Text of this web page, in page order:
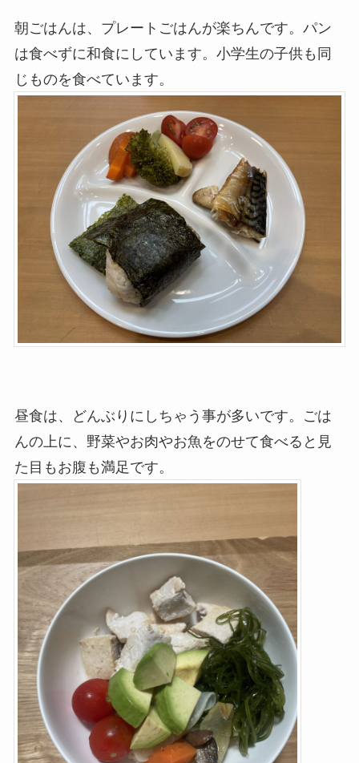
朝ごはんは、プレートごはんが楽ちんです。パン
は食べずに和食にしています。小学生の子供も同
じものを食べています。
昼食は、どんぶりにしちゃう事が多いです。ごは
んの上に、野菜やお肉やお魚をのせて食べると見
た目もお腹も満足です。